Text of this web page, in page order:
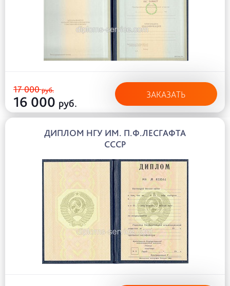
17 000руб.
16 000 руб.
ЗАКАЗАТЬ
ДИПЛОМ НГУ ИМ. П.Ф.ЛЕСГАФТА
СССР